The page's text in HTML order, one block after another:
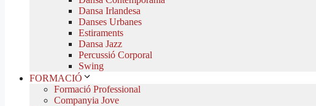
Dansa Irlandesa
Danses Urbanes
Estiraments
Dansa Jazz
Percussió Corporal
Swing
FORMACIÓ
Formació Professional
Companyia Jove